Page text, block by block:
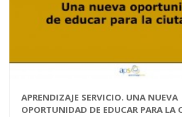
APRENDIZAJE SERVICIO. UNA NUEVA
OPORTUNIDAD DE EDUCAR PARA LA